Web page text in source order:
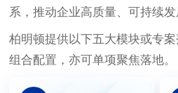
系，推动企业高质量、可持续发
柏明顿提供以下五大模块或专
组合配置，亦可单项聚焦落地。